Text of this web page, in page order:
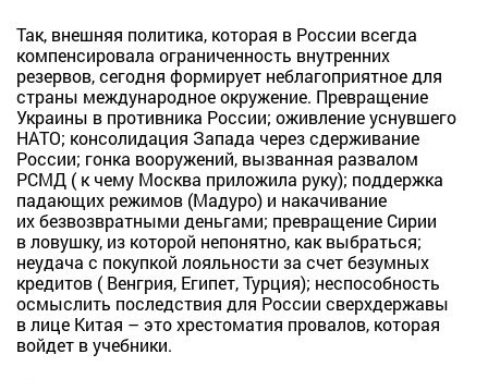
Так, внешняя политика, которая в России всегда
компенсировала ограниченность внутренних
резервов, сегодня формирует неблагоприятное для
страны международное окружение. Превращение
Украины в противника России; оживление уснувшего
НАТО; консолидация Запада через сдерживание
России; гонка вооружений, вызванная развалом
РСМД ( к чему Москва приложила руку); поддержка
падающих режимов (Мадуро) и накачивание
их безвозвратными деньгами; превращение Сирии
в ловушку, из которой непонятно, как выбраться;
неудача с покупкой лояльности за счет безумных
кредитов ( Венгрия, Египет, Турция); неспособность
осмыслить последствия для России сверхдержавы
в лице Китая – это хрестоматия провалов, которая
войдет в учебники.